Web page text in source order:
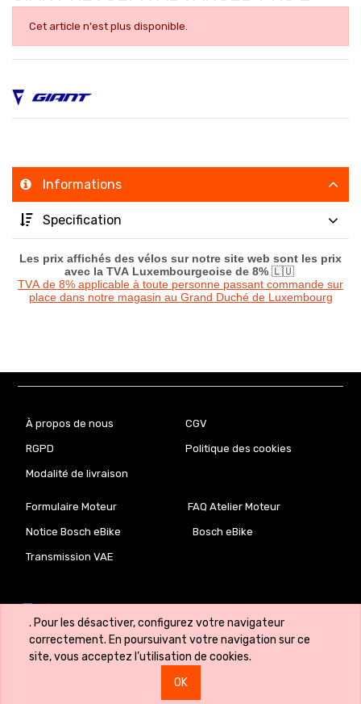
. Pour les désactiver, configurez votre navigateur
correctement. En poursuivant votre navigation sur ce
site, vous acceptez l’utilisation de cookies.
OK
Cet article n'est plus disponible.
Informations
Specification
Les prix affichés des vélos sur notre site web sont les prix
avec la TVA Luxembourgeoise de 8% 🇱🇺
TVA de 8% applicable à toute personne passant commande sur
place dans notre magasin au Grand Duché de Luxembourg
À propos de nous CGV
RGPD Politique des cookies
Modalité de livraison
Formulaire Moteur FAQ Atelier Moteur
Notice Bosch eBike Bosch eBike
Transmission VAE
Copyright © VeloLab.lu 🇱🇺